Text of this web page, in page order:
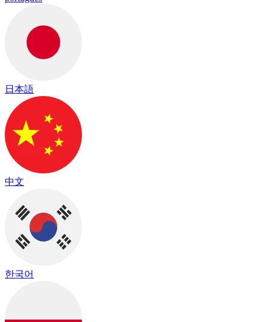
日本語
中文
한국어